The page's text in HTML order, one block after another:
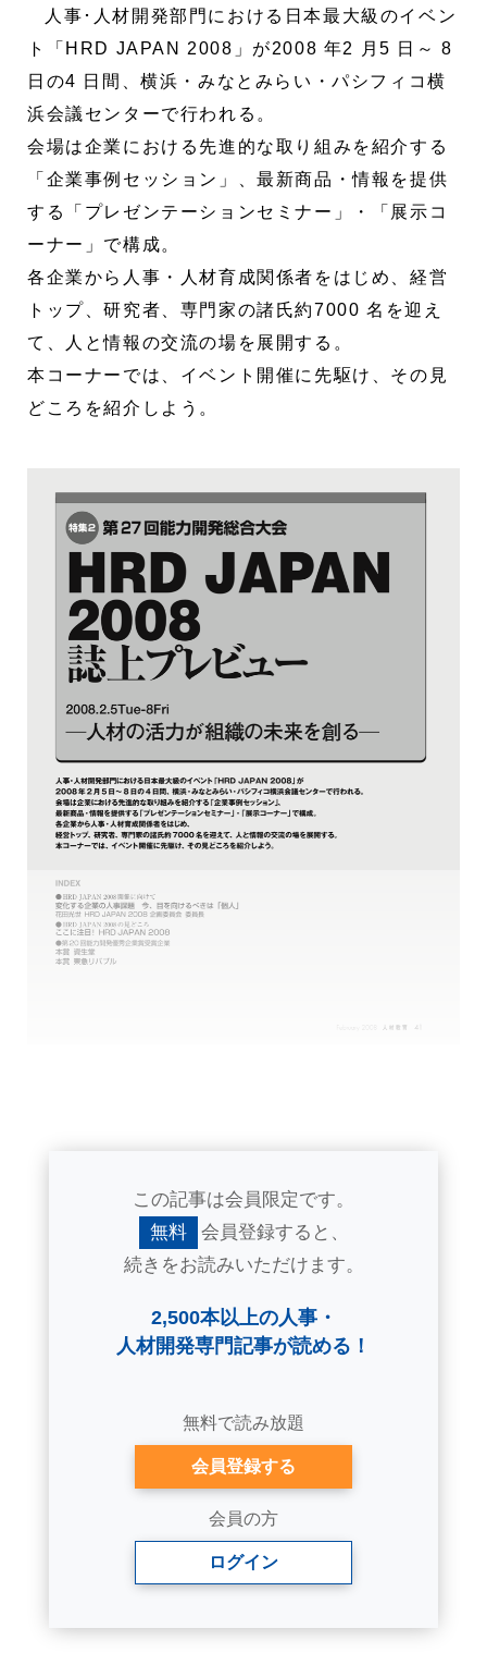
人事･人材開発部門における日本最大級のイベン
ト「HRD JAPAN 2008」が2008 年2 月5 日～ 8
日の4 日間、横浜・みなとみらい・パシフィコ横
浜会議センターで行われる。
会場は企業における先進的な取り組みを紹介する
「企業事例セッション」、最新商品・情報を提供
する「プレゼンテーションセミナー」・「展示コ
ーナー」で構成。
各企業から人事・人材育成関係者をはじめ、経営
トップ、研究者、専門家の諸氏約7000 名を迎え
て、人と情報の交流の場を展開する。
本コーナーでは、イベント開催に先駆け、その見
どころを紹介しよう。
この記事は会員限定です。
無料
会員登録すると、
続きをお読みいただけます。
2,500本以上の人事・
人材開発専門記事が読める！
無料で読み放題
会員登録する
会員の方
ログイン